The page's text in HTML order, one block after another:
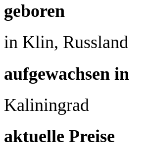
geboren
in Klin, Russland
aufgewachsen in
Kaliningrad
aktuelle Preise